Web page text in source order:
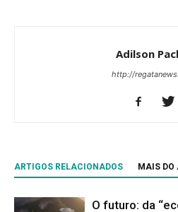
Adilson
http://
ARTIGOS RELACIONADOS MAIS DO
O futuro: da